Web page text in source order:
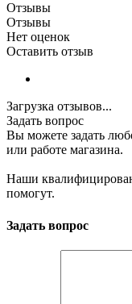
Отзывы
Отзывы
Нет оценок
Оставить отзыв
Загрузка отзывов...
Задать вопрос
Вы можете задать
или работе магазина.
Наши
помогут.
Задать вопрос